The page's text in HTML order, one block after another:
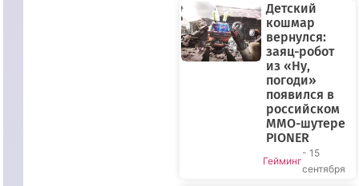
Детский
кошмар
вернулся:
заяц-робот
из «Ну,
погоди»
появился в
российском
MMO-шутере
PIONER
Гейминг
- 15
сентября